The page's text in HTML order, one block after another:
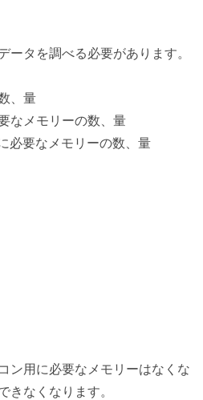
ータを調べる必要があります。
、量
なメモリーの数、量
必要なメモリーの数、量
ン用に必要なメモリーはなくな
きなくなります。